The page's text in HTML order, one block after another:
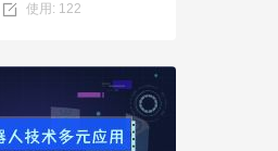
使用: 122
预览